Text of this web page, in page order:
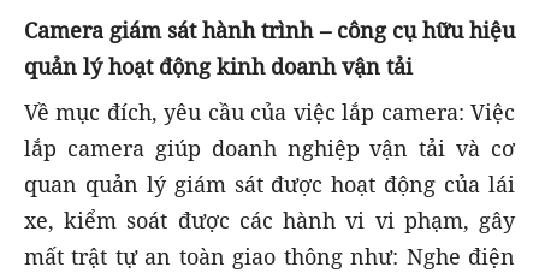
Camera giám sát hành trình – công cụ hữu hiệu
quản lý hoạt động kinh doanh vận tải
Về mục đích, yêu cầu của việc lắp camera: Việc
lắp camera giúp doanh nghiệp vận tải và cơ
quan quản lý giám sát được hoạt động của lái
xe, kiểm soát được các hành vi vi phạm, gây
mất trật tự an toàn giao thông như: Nghe điện